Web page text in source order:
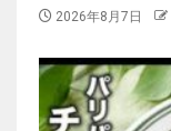
2026年8月7日